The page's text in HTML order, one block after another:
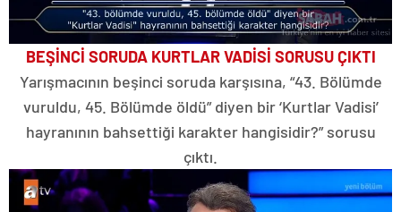
BEŞİNCİ SORUDA KURTLAR VADİSİ SORUSU ÇIKTI
Yarışmacının beşinci soruda karşısına, “43. Bölümde
vuruldu, 45. Bölümde öldü” diyen bir ‘Kurtlar Vadisi’
hayranının bahsettiği karakter hangisidir?” sorusu
çıktı.